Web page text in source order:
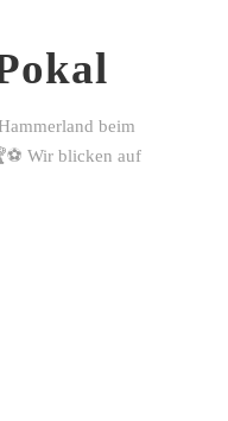
beim
Wir blicken auf